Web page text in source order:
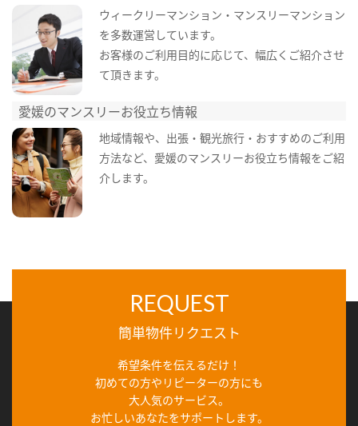
ウィークリーマンション・マンスリーマンション
を多数運営しています。
お客様のご利用目的に応じて、幅広くご紹介させ
て頂きます。
愛媛のマンスリーお役立ち情報
地域情報や、出張・観光旅行・おすすめのご利用
方法など、愛媛のマンスリーお役立ち情報をご紹
介します。
REQUEST
簡単物件リクエスト
希望条件を伝えるだけ！
初めての方やリピーターの方にも
大人気のサービス。
お忙しいあなたをサポートします。